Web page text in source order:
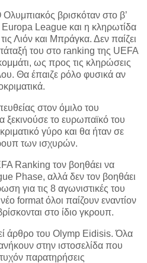
Ολυμπιακός βρισκόταν στο β’
League και η κληρωτίδα
Λιόν και Μπράγκα. Δεν παίζει
του στο ranking της UEFA
ως προς τις κληρώσεις
Θα έπαιζε ρόλο φυσικά αν
στον όμιλο του
το ευρωπαϊκό του
γύρο και θα ήταν σε
των ισχυρών.
Ranking τον βοηθάει να
Phase, αλλά δεν τον βοηθάει
για τις 8 αγωνιστικές του
format όλοι παίζουν εναντίον
στο ίδιο γκρουπ.
άρθρο του Olymp Eidisis. Όλα
στην ιστοσελίδα που
παρατηρήσεις